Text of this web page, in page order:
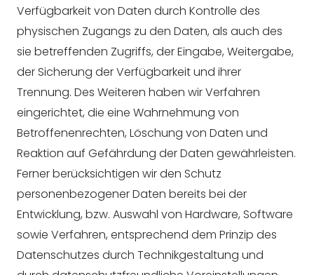
Verfügbarkeit von Daten durch Kontrolle des
physischen Zugangs zu den Daten, als auch des
sie betreffenden Zugriffs, der Eingabe, Weitergabe,
der Sicherung der Verfügbarkeit und ihrer
Trennung. Des Weiteren haben wir Verfahren
eingerichtet, die eine Wahrnehmung von
Betroffenenrechten, Löschung von Daten und
Reaktion auf Gefährdung der Daten gewährleisten.
Ferner berücksichtigen wir den Schutz
personenbezogener Daten bereits bei der
Entwicklung, bzw. Auswahl von Hardware, Software
sowie Verfahren, entsprechend dem Prinzip des
Datenschutzes durch Technikgestaltung und